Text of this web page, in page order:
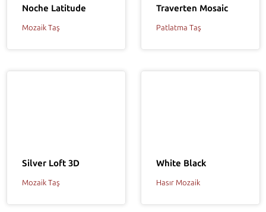
Noche Latitude
Mozaik Taş
Traverten Mosaic
Patlatma Taş
Silver Loft 3D
Mozaik Taş
White Black
Hasır Mozaik